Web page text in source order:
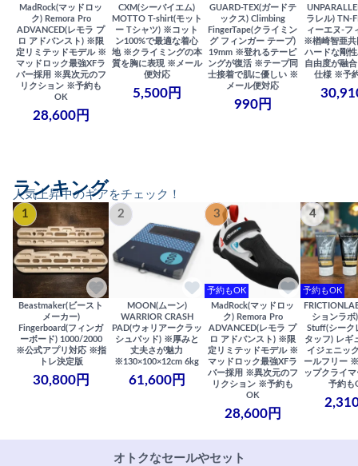
MadRock(マッドロッ
ク) Remora Pro
ADVANCED(レモラ プ
ロ アドバンスト) ※限
定リミテッドモデル ※
マッドロック最強XFラ
バー採用 ※異次元のフ
リクション ※予約も
OK
28,600円
CXM(シーバイエム)
MOTTO T-shirt(モット
ー Tシャツ) ※コット
ン100%で最適な着心
地 ※クライミングの本
質を胸に表現 ※メール
便対応
5,500円
GUARD-TEX(ガードテ
ックス) Climbing
FingerTape(クライミン
グ フィンガー テープ)
19mm ※登れるテーピ
ングが復活 ※テープ同
士接着で肌に優しい ※
メール便対応
990円
ラレル) TN-
ィーエヌ-フ
※楢崎智亜
ハードな剛
自由度が融
仕様 ※予
人気上昇中のギアをチェック！
ランキング
1
Beastmaker(ビースト
メーカー)
Fingerboard(フィンガ
ーボード) 1000/2000
※公式アプリ対応 ※指
トレ決定版
30,800円
2
MOON(ムーン)
WARRIOR CRASH
PAD(ウォリアークラッ
シュパッド) ※厚みと
丈夫さが魅力
※130×100×12cm 6kg
61,600円
3
予約もOK
MadRock(マッドロッ
ク) Remora Pro
ADVANCED(レモラ プ
ロ アドバンスト) ※限
定リミテッドモデル ※
マッドロック最強XFラ
バー採用 ※異次元のフ
リクション ※予約も
OK
28,600円
4
予約もOK
ションラボ
Stuff(シーク
タッフ) レギ
イジェニッ
ールフリー
ップクライ
予約も
オトクなセールやセット